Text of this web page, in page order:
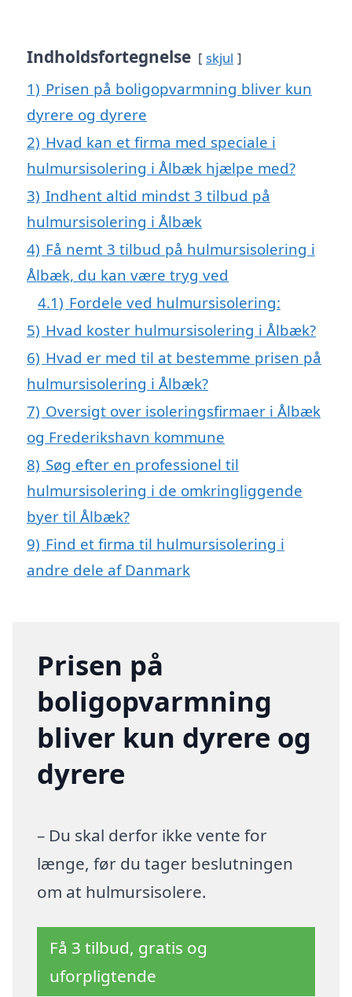
Indholdsfortegnelse skjul
1) Prisen på boligopvarmning bliver kun
dyrere og dyrere
2) Hvad kan et firma med speciale i
hulmursisolering i Ålbæk hjælpe med?
3) Indhent altid mindst 3 tilbud på
hulmursisolering i Ålbæk
4) Få nemt 3 tilbud på hulmursisolering i
Ålbæk, du kan være tryg ved
4.1) Fordele ved hulmursisolering:
5) Hvad koster hulmursisolering i Ålbæk?
6) Hvad er med til at bestemme prisen på
hulmursisolering i Ålbæk?
7) Oversigt over isoleringsfirmaer i Ålbæk
og Frederikshavn kommune
8) Søg efter en professionel til
hulmursisolering i de omkringliggende
byer til Ålbæk?
9) Find et firma til hulmursisolering i
andre dele af Danmark
Prisen på
boligopvarmning
bliver kun dyrere og
dyrere
– Du skal derfor ikke vente for
længe, før du tager beslutningen
om at hulmursisolere.
Få 3 tilbud, gratis og
uforpligtende